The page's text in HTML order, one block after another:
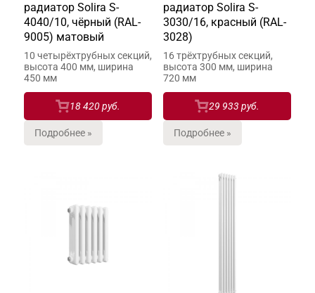
радиатор Solira S-
4040/10, чёрный (RAL-
9005) матовый
10 четырёхтрубных секций,
высота 400 мм, ширина
450 мм
18 420 руб.
Подробнее »
радиатор Solira S-
3030/16, красный (RAL-
3028)
16 трёхтрубных секций,
высота 300 мм, ширина
720 мм
29 933 руб.
Подробнее »